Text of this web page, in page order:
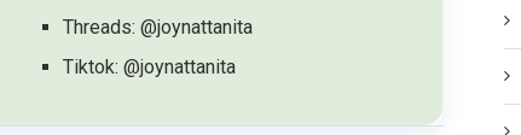
Threads: @joynattanita
Tiktok: @joynattanita